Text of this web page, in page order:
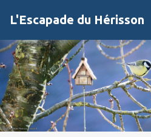
L'Escapade du Hérisson